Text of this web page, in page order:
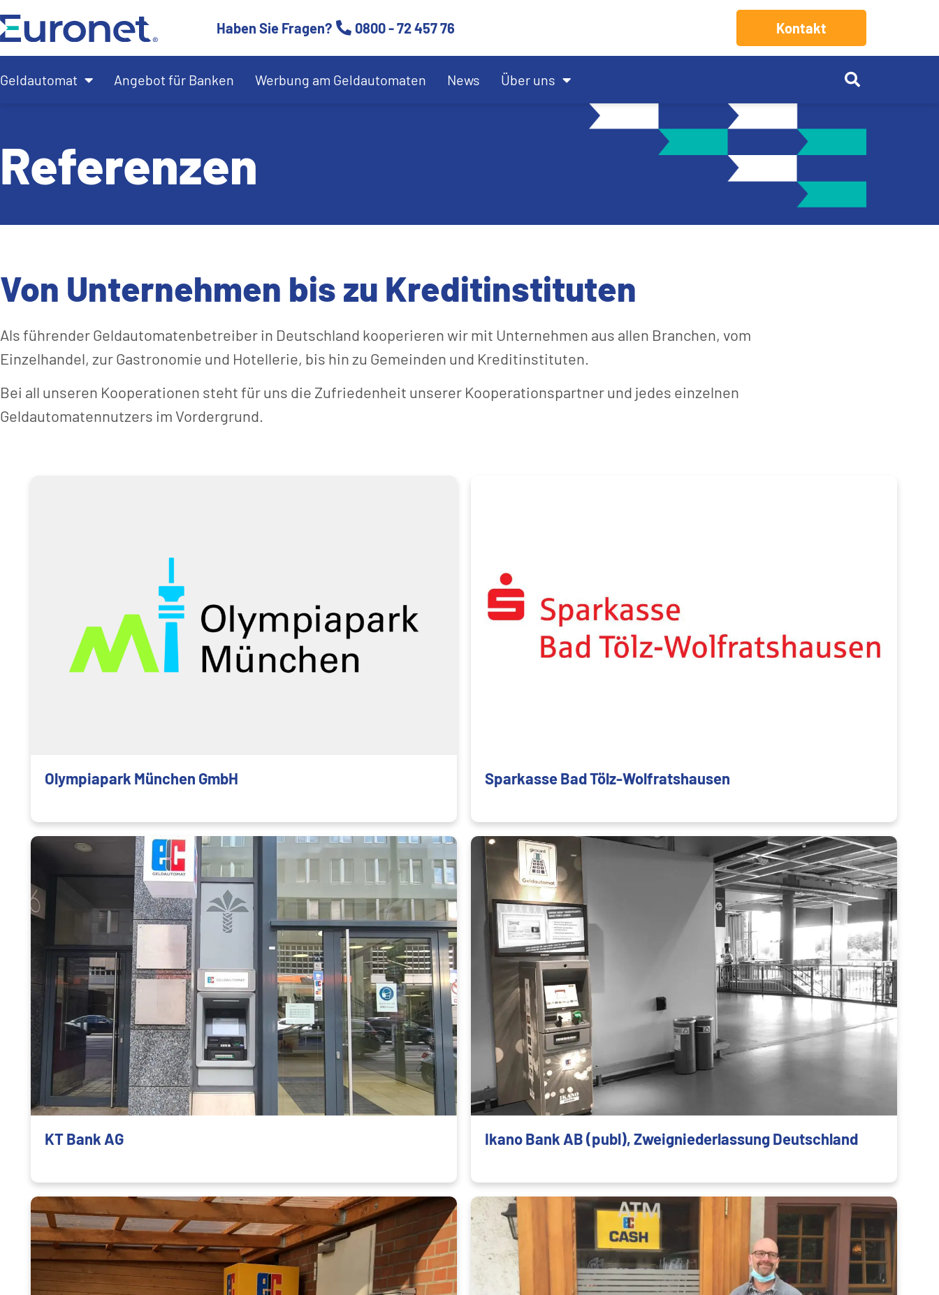
Haben Sie Fragen? 0800 - 72 457 76 Kontakt
Geldautomat Angebot für Banken Werbung am Geldautomaten News Über uns
Referenzen
Von Unternehmen bis zu Kreditinstituten
Als führender Geldautomatenbetreiber in Deutschland kooperieren wir mit Unternehmen aus allen Branchen, vom
Einzelhandel, zur Gastronomie und Hotellerie, bis hin zu Gemeinden und Kreditinstituten.
Bei all unseren Kooperationen steht für uns die Zufriedenheit unserer Kooperationspartner und jedes einzelnen
Geldautomatennutzers im Vordergrund.
Olympiapark München GmbH Sparkasse Bad Tölz-Wolfratshausen
KT Bank AG Ikano Bank AB (publ), Zweigniederlassung Deutschland